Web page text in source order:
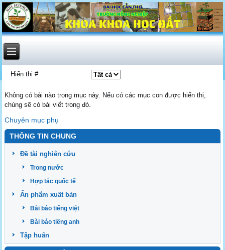
Hiển thị #
Không có bài nào trong mục này. Nếu có các mục con được hiển thị,
chúng sẽ có bài viết trong đó.
Chuyên mục phụ
THÔNG TIN CHUNG
Đề tài nghiên cứu
Trong nước
Hợp tác quốc tế
Ấn phẩm xuất bản
Bài báo tiếng việt
Bài báo tiếng anh
Tập huấn